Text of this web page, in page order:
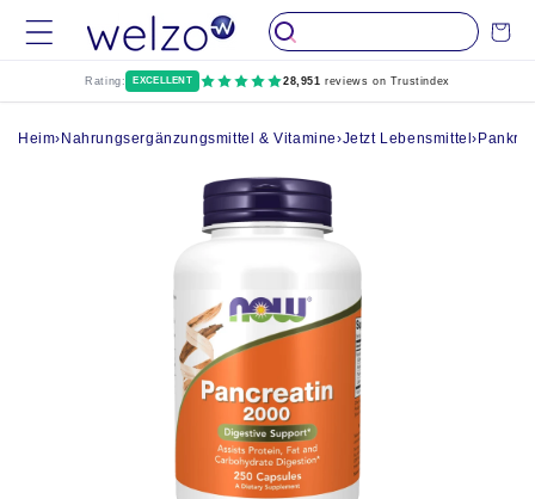
Überspringen
Sie zu Inhalten
Wagen
Rating: EXCELLENT 28,951 reviews on Trustindex
Heim› Nahrungsergänzungsmittel & Vitamine›Jetzt Lebensmittel›